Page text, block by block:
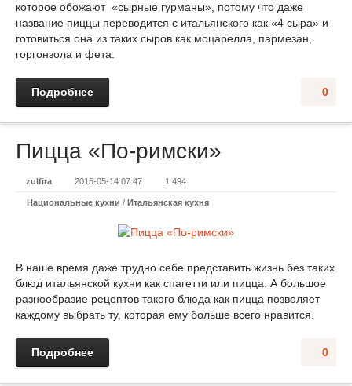
которое обожают «сырные гурманы», потому что даже
название пиццы переводится с итальянского как «4 сыра» и
готовиться она из таких сыров как моцарелла, пармезан,
горгонзола и фета.
0
Подробнее
Пицца «По-римски»
zulfira 2015-05-14 07:47 1 494
Национальные кухни / Итальянская кухня
В наше время даже трудно себе представить жизнь без таких
блюд итальянской кухни как спагетти или пицца. А большое
разнообразие рецептов такого блюда как пицца позволяет
каждому выбрать ту, которая ему больше всего нравится.
0
Подробнее